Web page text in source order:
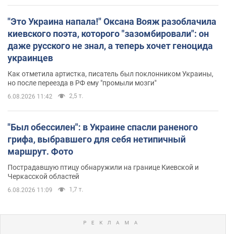
"Это Украина напала!" Оксана Вояж разоблачила
киевского поэта, которого "зазомбировали": он
даже русского не знал, а теперь хочет геноцида
украинцев
Как отметила артистка, писатель был поклонником Украины,
но после переезда в РФ ему "промыли мозги"
6.08.2026 11:42 2,5 т.
"Был обессилен": в Украине спасли раненого
грифа, выбравшего для себя нетипичный
маршрут. Фото
Пострадавшую птицу обнаружили на границе Киевской и
Черкасской областей
6.08.2026 11:09 1,7 т.